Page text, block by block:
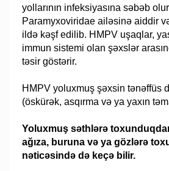
yollarının infeksiyasına səbəb
Paramyxoviridae ailəsinə aiddir
ildə kəşf edilib. HMPV uşaqlar,
immun sistemi olan şəxslər
təsir göstərir.
HMPV yoluxmuş şəxsin tənəffüs
(öskürək, asqırma və ya yaxın
Yoluxmuş səthlərə
ağıza, buruna və ya gözlərə
nəticəsində də keçə bilir.